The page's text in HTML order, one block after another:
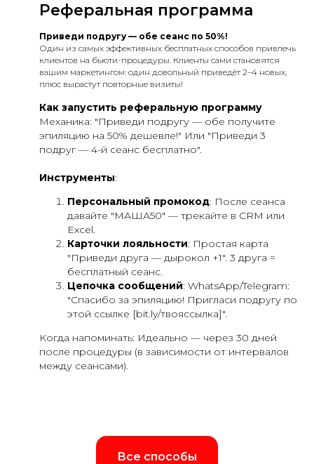
Реферальная программа
Приведи подругу — обе сеанс по 50%!
Один из самых эффективных бесплатных способов привлечь
клиентов на бьюти-процедуры. Клиенты сами становятся
вашим маркетингом: один довольный приведёт 2–4 новых,
плюс вырастут повторные визиты!
Как запустить реферальную программу
Механика: "Приведи подругу — обе получите
эпиляцию на 50% дешевле!" Или "Приведи 3
подруг — 4-й сеанс бесплатно".
Инструменты:
Персональный промокод: После сеанса
давайте "МАША50" — трекайте в CRM или
Excel.
Карточки лояльности: Простая карта
"Приведи друга — дырокол +1". 3 друга =
бесплатный сеанс.
Цепочка сообщений: WhatsApp/Telegram:
"Спасибо за эпиляцию! Пригласи подругу по
этой ссылке [bit.ly/твояссылка]".
Когда напоминать: Идеально — через 30 дней
после процедуры (в зависимости от интервалов
между сеансами).
Все способы